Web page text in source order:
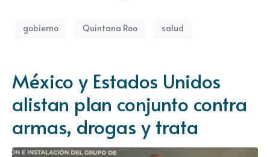
gobierno Quintana Roo salud
México y Estados Unidos
alistan plan conjunto contra
armas, drogas y trata